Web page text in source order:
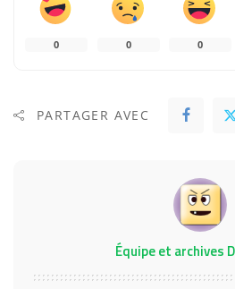
0 0 0
PARTAGER AVEC
Équipe et archives